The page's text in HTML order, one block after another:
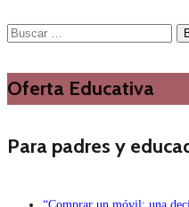
Buscar:
Oferta Educativa
Para padres y
“Comprar un móvil: una